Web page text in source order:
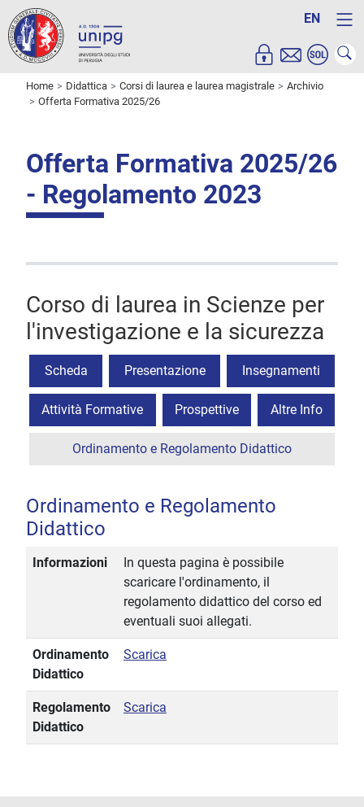
EN
Home Didattica Corsi di laurea e laurea magistrale
Archivio
Offerta Formativa 2025/26
Offerta Formativa 2025/26
- Regolamento 2023
Corso di laurea in Scienze per
l'investigazione e la sicurezza
Scheda Presentazione Insegnamenti
Attività Formative Prospettive Altre Info
Ordinamento e Regolamento Didattico
Ordinamento e Regolamento
Didattico
Informazioni
In questa pagina è possibile
scaricare l'ordinamento, il
regolamento didattico del corso ed
eventuali suoi allegati.
Ordinamento
Didattico
Scarica
Regolamento
Didattico
Scarica